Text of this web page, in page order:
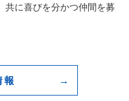
共に喜びを分かつ仲間を募
報